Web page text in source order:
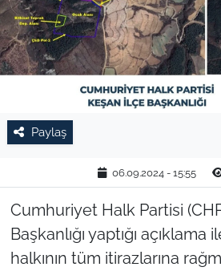
Paylaş
06.09.2024 - 15:55
Cumhuriyet Halk Partisi
Başkanlığı yaptığı açıklama
halkının tüm itirazlarına
EĞİTİM
TARIM VE HAYVANCILIK
KÜLTÜR SANAT
RESMİ İLAN
YAŞAM
EDİRNE